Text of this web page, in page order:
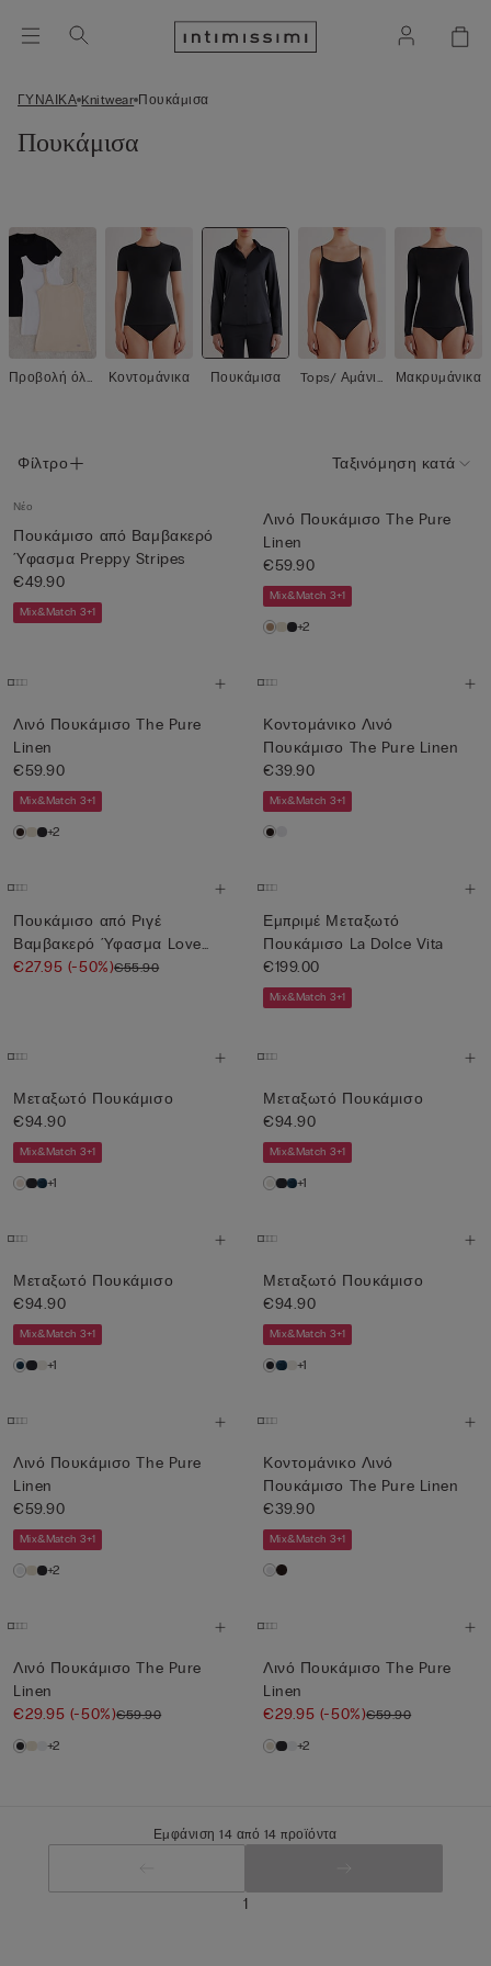
ΓΥΝΑΙΚΑ Knitwear Πουκάμισα
Πουκάμισα
Προβολή όλ
Κοντομάνικα Πουκάμισα
Tops/ Αμάνικ
Μακρυμάνικα
Φίλτρο Ταξινόμηση κατά
Νέο
Πουκάμισο από Βαμβακερό
Ύφασμα Preppy Stripes
€49.90
Mix&Match 3+1
Λινό Πουκάμισο The Pure
Linen
€59.90
Mix&Match 3+1
+2
Λινό Πουκάμισο The Pure
Linen
€59.90
Mix&Match 3+1
+2
Κοντομάνικο Λινό
Πουκάμισο The Pure Linen
€39.90
Mix&Match 3+1
Πουκάμισο από Ριγέ
Βαμβακερό Ύφασμα Love
Me Tender
€27.95 (-50%)€55.90
Εμπριμέ Μεταξωτό
Πουκάμισο La Dolce Vita
€199.00
Mix&Match 3+1
Μεταξωτό Πουκάμισο
€94.90
Mix&Match 3+1
+1
Μεταξωτό Πουκάμισο
€94.90
Mix&Match 3+1
+1
Μεταξωτό Πουκάμισο
€94.90
Mix&Match 3+1
+1
Μεταξωτό Πουκάμισο
€94.90
Mix&Match 3+1
+1
Λινό Πουκάμισο The Pure
Linen
€59.90
Mix&Match 3+1
+2
Κοντομάνικο Λινό
Πουκάμισο The Pure Linen
€39.90
Mix&Match 3+1
Λινό Πουκάμισο The Pure
Linen
€29.95 (-50%)€59.90
+2
Λινό Πουκάμισο The Pure
Linen
€29.95 (-50%)€59.90
+2
Εμφάνιση 14 από 14 προϊόντα
1